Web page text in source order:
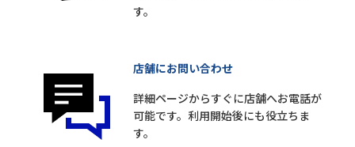
す。
店舗にお問い合わせ
詳細ページからすぐに店舗へお電話が
可能です。利用開始後にも役立ちま
す。